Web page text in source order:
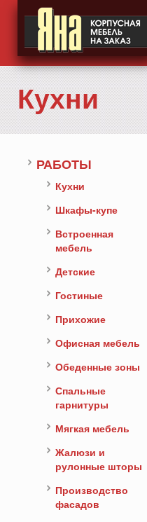
Кухни
РАБОТЫ
Кухни
Шкафы-купе
Встроенная
мебель
Детские
Гостиные
Прихожие
Офисная мебель
Обеденные зоны
Спальные
гарнитуры
Мягкая мебель
Жалюзи и
рулонные шторы
Производство
фасадов